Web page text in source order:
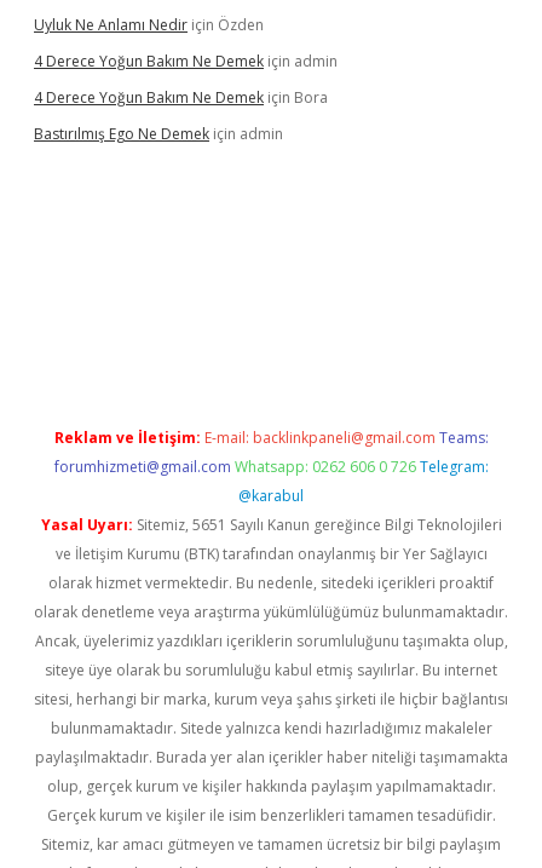
Uyluk Ne Anlamı Nedir için Özden
4 Derece Yoğun Bakım Ne Demek için admin
4 Derece Yoğun Bakım Ne Demek için Bora
Bastırılmış Ego Ne Demek için admin
Reklam ve İletişim: E-mail: backlinkpaneli@gmail.com Teams:
forumhizmeti@gmail.com Whatsapp: 0262 606 0 726 Telegram:
@karabul
Yasal Uyarı: Sitemiz, 5651 Sayılı Kanun gereğince Bilgi Teknolojileri
ve İletişim Kurumu (BTK) tarafından onaylanmış bir Yer Sağlayıcı
olarak hizmet vermektedir. Bu nedenle, sitedeki içerikleri proaktif
olarak denetleme veya araştırma yükümlülüğümüz bulunmamaktadır.
Ancak, üyelerimiz yazdıkları içeriklerin sorumluluğunu taşımakta olup,
siteye üye olarak bu sorumluluğu kabul etmiş sayılırlar. Bu internet
sitesi, herhangi bir marka, kurum veya şahıs şirketi ile hiçbir bağlantısı
bulunmamaktadır. Sitede yalnızca kendi hazırladığımız makaleler
paylaşılmaktadır. Burada yer alan içerikler haber niteliği taşımamakta
olup, gerçek kurum ve kişiler hakkında paylaşım yapılmamaktadır.
Gerçek kurum ve kişiler ile isim benzerlikleri tamamen tesadüfidir.
Sitemiz, kar amacı gütmeyen ve tamamen ücretsiz bir bilgi paylaşım